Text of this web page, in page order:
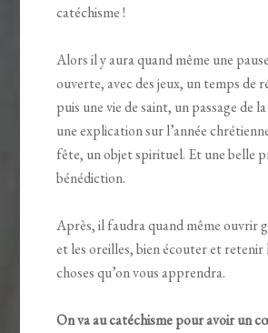
catéchisme !
Alors il y aura quand même une
ouverte, avec des jeux, un temps de
puis une vie de saint, un passage de la
une explication sur l’année
fête, un objet spirituel. Et une belle
bénédiction.
Après, il faudra quand même ouvrir
et les oreilles, bien écouter et retenir
choses qu’on vous apprendra.
On va au catéchisme pour avoir un